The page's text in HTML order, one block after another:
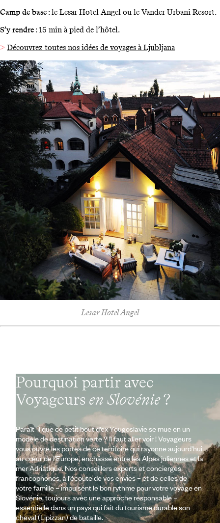
Camp de base : le Lesar Hotel Angel ou le Vander Urbani Resort.
S’y rendre : 15 min à pied de l’hôtel.
> Découvrez toutes nos idées de voyages à Ljubljana
Lesar Hotel Angel
Pourquoi partir avec
Voyageurs en Slovénie?
Paraît-il que ce petit bout d’ex-Yougoslavie se mue en un
modèle de destination verte ? Il faut aller voir ! Voyageurs
vous ouvre les portes de ce territoire qui rayonne aujourd’hui
au cœur de l’Europe, enchâssé entre les Alpes juliennes et la
mer Adriatique. Nos conseillers experts et concierges
francophones, à l’écoute de vos envies – et de celles de
votre famille – impulsent le bon rythme pour votre voyage en
Slovénie, toujours avec une approche responsable –
essentielle dans un pays qui fait du tourisme durable son
cheval (Lipizzan) de bataille.